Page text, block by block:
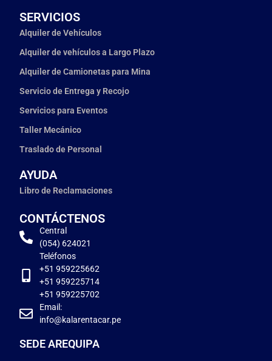
SERVICIOS
Alquiler de Vehículos
Alquiler de vehículos a Largo Plazo
Alquiler de Camionetas para Mina
Servicio de Entrega y Recojo
Servicios para Eventos
Taller Mecánico
Traslado de Personal
AYUDA
Libro de Reclamaciones
CONTÁCTENOS
Central
(054) 624021
Teléfonos
+51 959225662
+51 959225714
+51 959225702
Email:
info@kalarentacar.pe
SEDE AREQUIPA